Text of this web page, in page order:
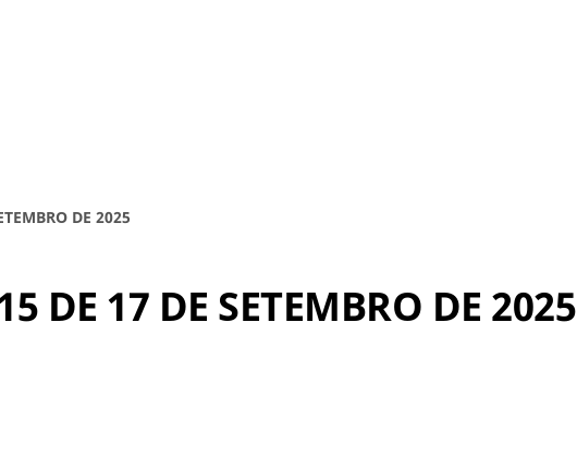
DE 2025
DE 17 DE SETEMBRO DE 2025